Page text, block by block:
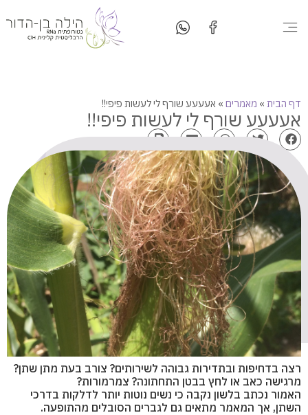
דף הבית » מאמרים » אעעעע שורף לי לעשות פיפי!!
אעעעע שורף לי לעשות פיפי!!
רצה בדחיפות ובתדירות גבוהה לשירותים? צורב בעת מתן שתן?
מרגישה כאב או לחץ בבטן התחתונה? צמרמורות?
האמור נכתב בלשון נקבה כי נשים נוטות יותר לדלקות בדרכי
השתן, אך המאמר מתאים גם לגברים הסובלים מהתופעה.